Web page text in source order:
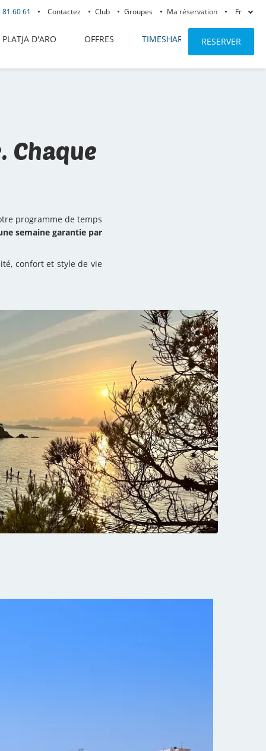
60 61 Contactez Club Groupes Ma réservation Fr
PLATJA D'ARO OFFRES TIMESHARE RESERVER
Chaque
programme de temps
semaine garantie par
confort et style de vie